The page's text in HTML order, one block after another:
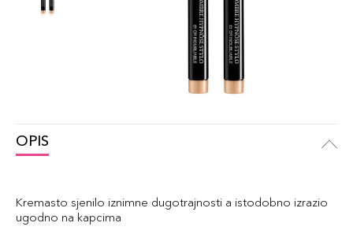
OPIS
Kremasto sjenilo iznimne dugotrajnosti a istodobno izrazio
ugodno na kapcima